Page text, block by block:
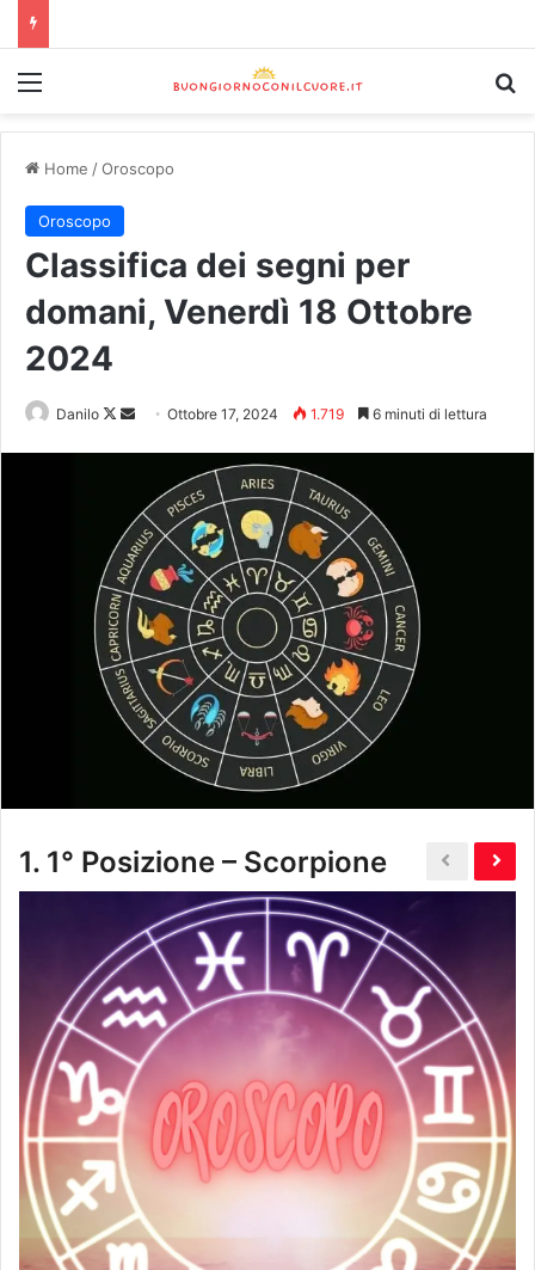
Home /Oroscopo
Oroscopo
Classifica dei segni per
domani, Venerdì 18 Ottobre
2024
Danilo Ottobre 17, 2024 1.719 6 minuti di lettura
1. 1° Posizione – Scorpione